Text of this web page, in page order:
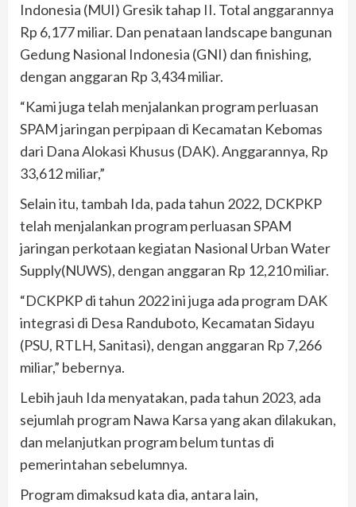
Indonesia (MUI) Gresik tahap II. Total anggarannya
Rp 6,177 miliar. Dan penataan landscape bangunan
Gedung Nasional Indonesia (GNI) dan finishing,
dengan anggaran Rp 3,434 miliar.
“Kami juga telah menjalankan program perluasan
SPAM jaringan perpipaan di Kecamatan Kebomas
dari Dana Alokasi Khusus (DAK). Anggarannya, Rp
33,612 miliar,”
Selain itu, tambah Ida, pada tahun 2022, DCKPKP
telah menjalankan program perluasan SPAM
jaringan perkotaan kegiatan Nasional Urban Water
Supply(NUWS), dengan anggaran Rp 12,210 miliar.
“DCKPKP di tahun 2022 ini juga ada program DAK
integrasi di Desa Randuboto, Kecamatan Sidayu
(PSU, RTLH, Sanitasi), dengan anggaran Rp 7,266
miliar,” bebernya.
Lebih jauh Ida menyatakan, pada tahun 2023, ada
sejumlah program Nawa Karsa yang akan dilakukan,
dan melanjutkan program belum tuntas di
pemerintahan sebelumnya.
Program dimaksud kata dia, antara lain,